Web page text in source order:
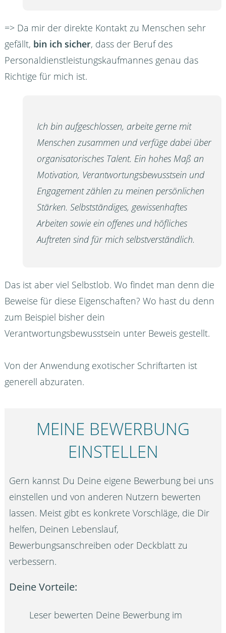
=> Da mir der direkte Kontakt zu Menschen sehr
gefällt, bin ich sicher, dass der Beruf des
Personaldienstleistungskaufmannes genau das
Richtige für mich ist.
Ich bin aufgeschlossen, arbeite gerne mit
Menschen zusammen und verfüge dabei über
organisatorisches Talent. Ein hohes Maß an
Motivation, Verantwortungsbewusstsein und
Engagement zählen zu meinen persönlichen
Stärken. Selbstständiges, gewissenhaftes
Arbeiten sowie ein offenes und höfliches
Auftreten sind für mich selbstverständlich.
Das ist aber viel Selbstlob. Wo findet man denn die
Beweise für diese Eigenschaften? Wo hast du denn
zum Beispiel bisher dein
Verantwortungsbewusstsein unter Beweis gestellt.
Von der Anwendung exotischer Schriftarten ist
generell abzuraten.
MEINE BEWERBUNG
EINSTELLEN
Gern kannst Du Deine eigene Bewerbung bei uns
einstellen und von anderen Nutzern bewerten
lassen. Meist gibt es konkrete Vorschläge, die Dir
helfen, Deinen Lebenslauf,
Bewerbungsanschreiben oder Deckblatt zu
verbessern.
Deine Vorteile:
Leser bewerten Deine Bewerbung im